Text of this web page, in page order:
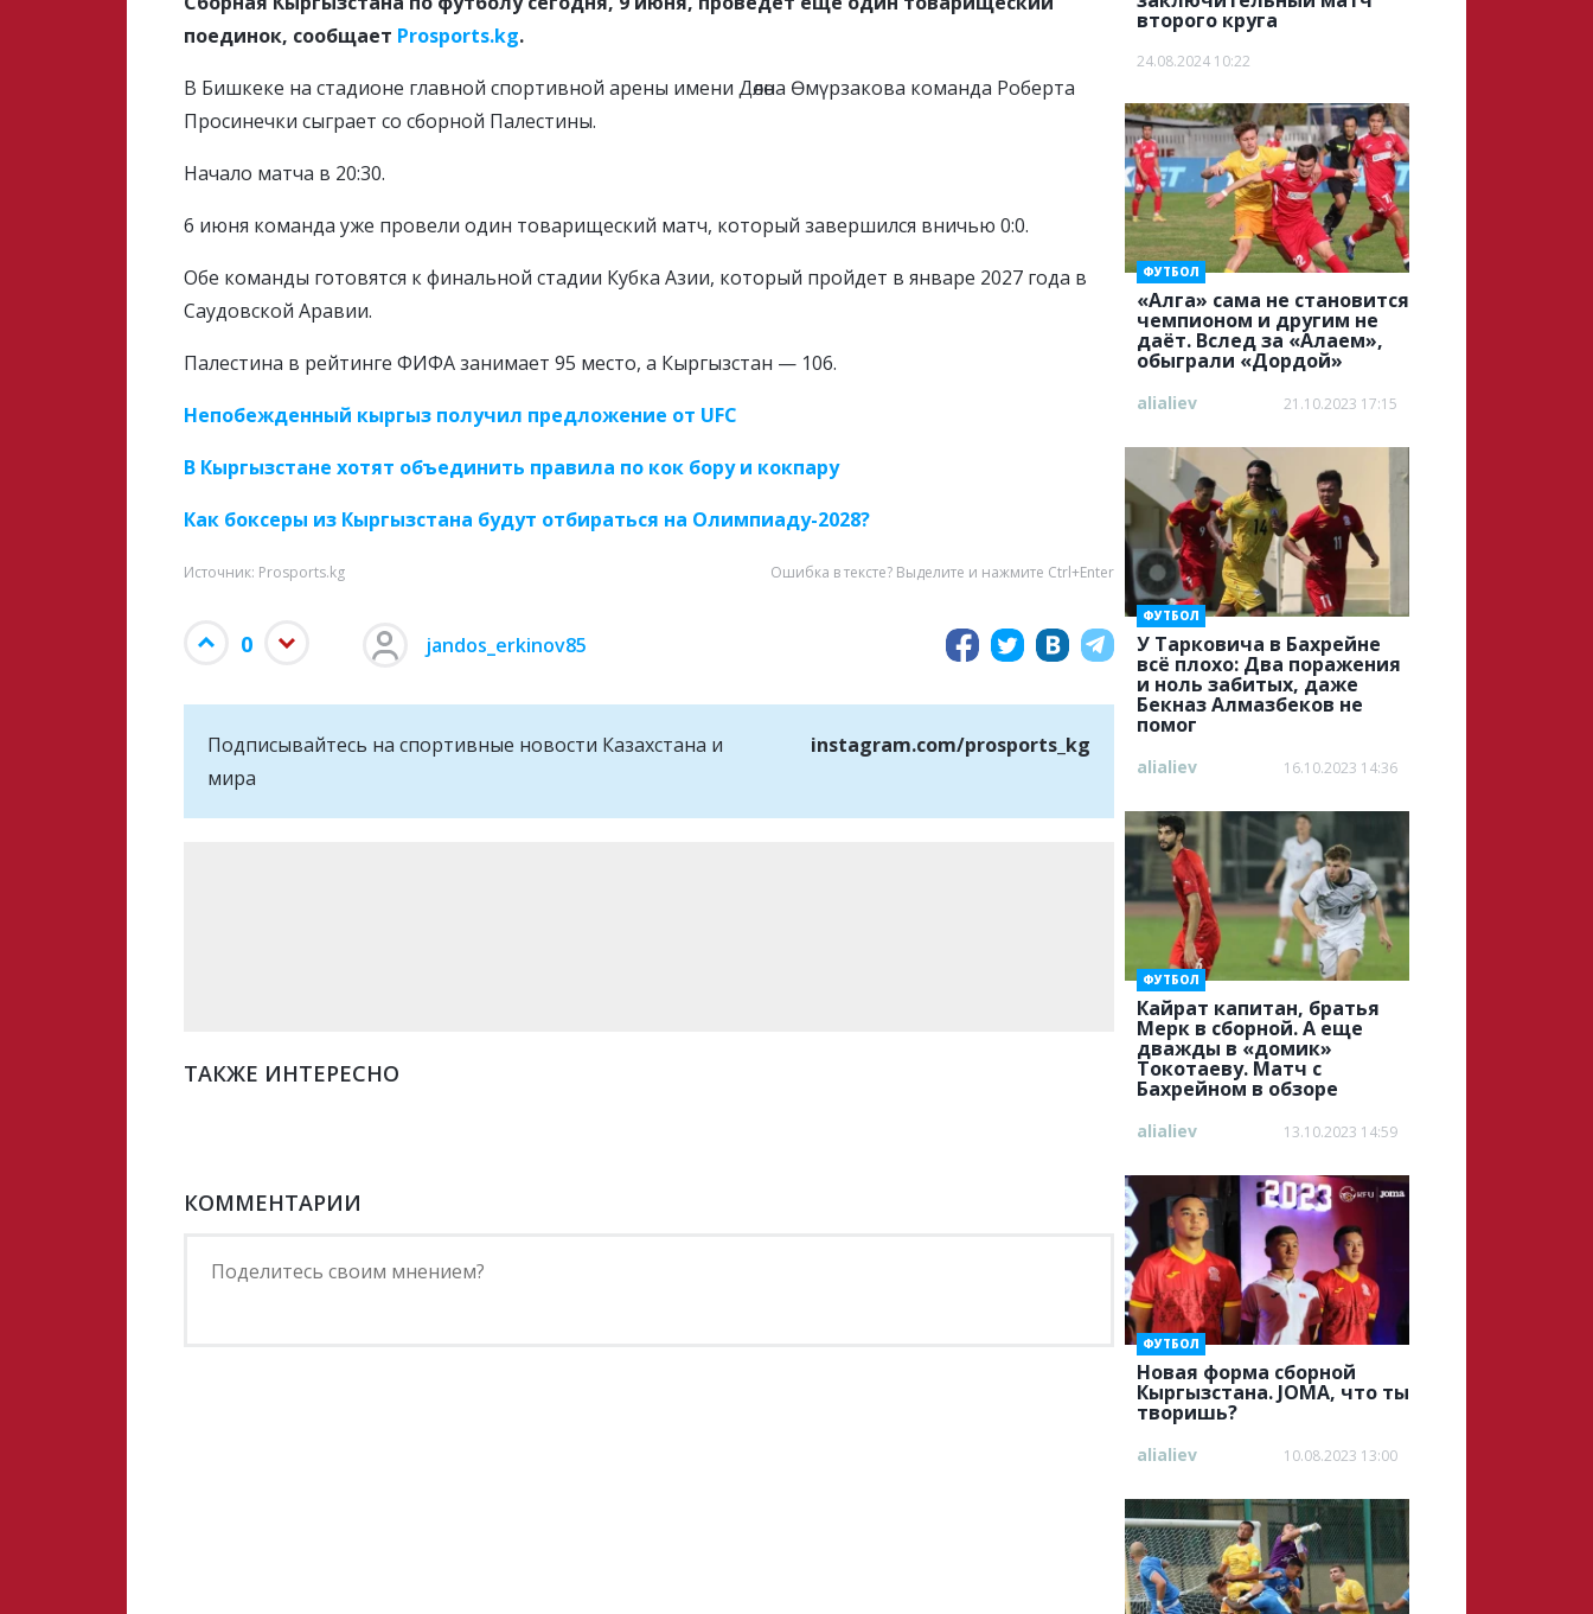
поединок, сообщает Prosports.kg.
В Бишкеке на стадионе главной спортивной арены имени Дөлөна Өмүрзакова команда Роберта
Просинечки сыграет со сборной Палестины.
Начало матча в 20:30.
6 июня команда уже провели один товарищеский матч, который завершился вничью 0:0.
Обе команды готовятся к финальной стадии Кубка Азии, который пройдет в январе 2027 года в
Саудовской Аравии.
Палестина в рейтинге ФИФА занимает 95 место, а Кыргызстан — 106.
Непобежденный кыргыз получил предложение от UFC
В Кыргызстане хотят объединить правила по кок бору и кокпару
Как боксеры из Кыргызстана будут отбираться на Олимпиаду-2028?
Источник: Prosports.kg Ошибка в тексте? Выделите и нажмите Ctrl+Enter
0 jandos_erkinov85
Подписывайтесь на cпортивные новости Казахстана и
мира
instagram.com/prosports_kg
ТАКЖЕ ИНТЕРЕСНО
КОММЕНТАРИИ
второго круга
24.08.2024 10:22
«Алга» cама не становится
чемпионом и другим не
даёт. Вслед за «Алаем»,
обыграли «Дордой»
ФУТБОЛ
alialiev 21.10.2023 17:15
У Тарковича в Бахрейне
всё плохо: Два поражения
и ноль забитых, даже
Бекназ Алмазбеков не
помог
ФУТБОЛ
alialiev 16.10.2023 14:36
Кайрат капитан, братья
Мерк в сборной. А еще
дважды в «домик»
Токотаеву. Матч с
Бахрейном в обзоре
ФУТБОЛ
alialiev 13.10.2023 14:59
Новая форма сборной
Кыргызстана. JOMA, что ты
творишь?
ФУТБОЛ
alialiev 10.08.2023 13:00